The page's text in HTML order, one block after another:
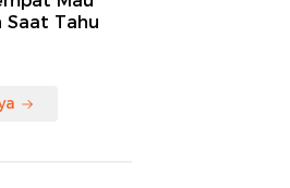
Saat Tahu